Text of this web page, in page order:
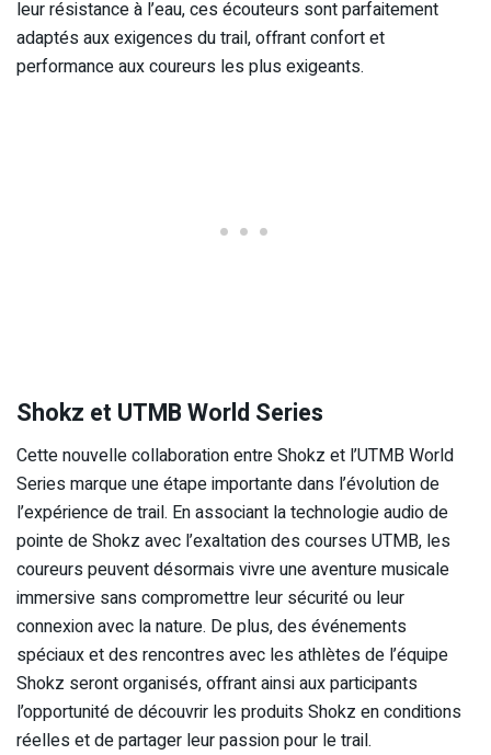
leur résistance à l’eau, ces écouteurs sont parfaitement
adaptés aux exigences du trail, offrant confort et
performance aux coureurs les plus exigeants.
Shokz et UTMB World Series
Cette nouvelle collaboration entre Shokz et l’UTMB World
Series marque une étape importante dans l’évolution de
l’expérience de trail. En associant la technologie audio de
pointe de Shokz avec l’exaltation des courses UTMB, les
coureurs peuvent désormais vivre une aventure musicale
immersive sans compromettre leur sécurité ou leur
connexion avec la nature. De plus, des événements
spéciaux et des rencontres avec les athlètes de l’équipe
Shokz seront organisés, offrant ainsi aux participants
l’opportunité de découvrir les produits Shokz en conditions
réelles et de partager leur passion pour le trail.